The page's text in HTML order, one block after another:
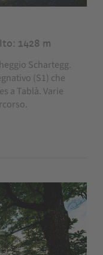
1428 m
Schartegg.
(S1) che
a Tablà. Varie